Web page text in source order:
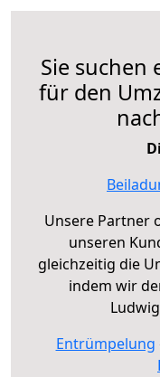
Sie suchen
für den
Unsere Partner
unseren
gleichzeitig die
indem wir
Entrümpelung